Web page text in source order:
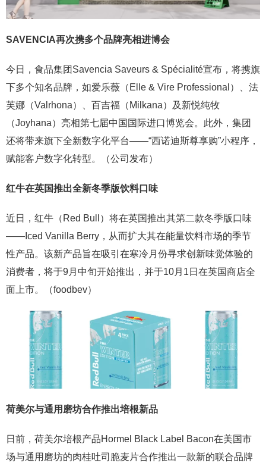
SAVENCIA再次携多个品牌亮相进博会
今日，食品集团Savencia Saveurs & Spécialité宣布，将携旗
下多个知名品牌，如爱乐薇（Elle & Vire Professional）、法
芙娜（Valrhona）、百吉福（Milkana）及新悦纯牧
（Joyhana）亮相第七届中国国际进口博览会。此外，集团
还将带来旗下全新数字化平台——“西诺迪斯尊享购”小程序，
赋能客户数字化转型。（公司发布）
红牛在英国推出全新冬季版饮料口味
近日，红牛（Red Bull）将在英国推出其第二款冬季版口味
——Iced Vanilla Berry，从而扩大其在能量饮料市场的季节
性产品。该新产品旨在吸引在寒冷月份寻求创新味觉体验的
消费者，将于9月中旬开始推出，并于10月1日在英国商店全
面上市。（foodbev）
荷美尔与通用磨坊合作推出培根新品
日前，荷美尔培根产品Hormel Black Label Bacon在美国市
场与通用磨坊的肉桂吐司脆麦片合作推出一款新的联合品牌